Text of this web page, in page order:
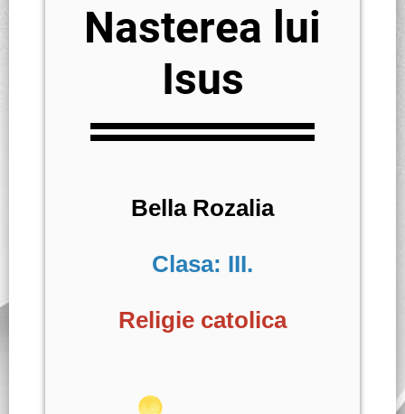
Nasterea lui
Isus
Bella Rozalia
Clasa: III.
Religie catolica